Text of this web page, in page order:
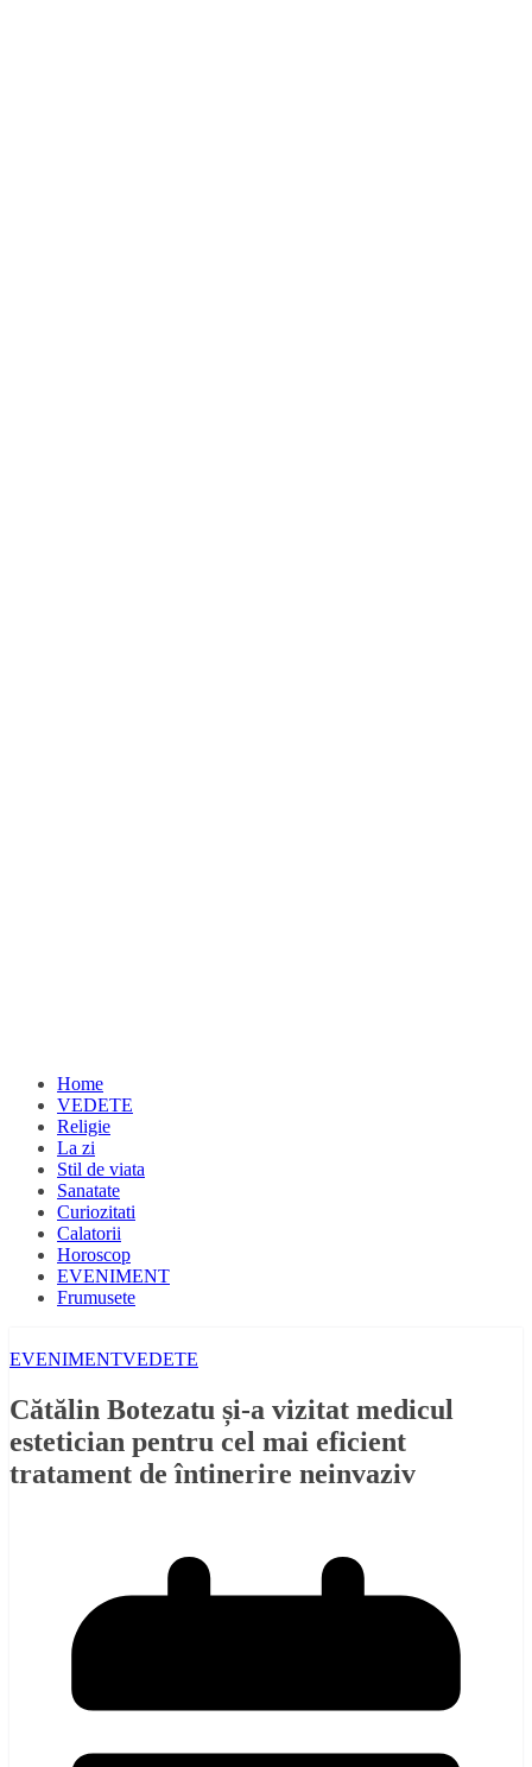
Home
VEDETE
Religie
La zi
Stil de viata
Sanatate
Curiozitati
Calatorii
Horoscop
EVENIMENT
Frumusete
EVENIMENTVEDETE
Cătălin Botezatu și-a vizitat medicul
estetician pentru cel mai eficient
tratament de întinerire neinvaziv